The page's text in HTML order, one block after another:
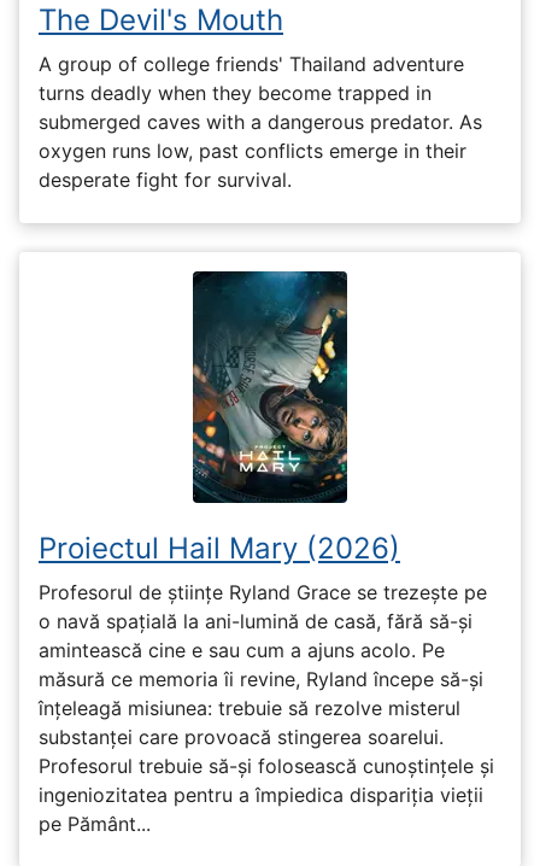
The Devil's Mouth
A group of college friends' Thailand adventure
turns deadly when they become trapped in
submerged caves with a dangerous predator. As
oxygen runs low, past conflicts emerge in their
desperate fight for survival.
Proiectul Hail Mary (2026)
Profesorul de științe Ryland Grace se trezește pe
o navă spațială la ani-lumină de casă, fără să-și
amintească cine e sau cum a ajuns acolo. Pe
măsură ce memoria îi revine, Ryland începe să-și
înțeleagă misiunea: trebuie să rezolve misterul
substanței care provoacă stingerea soarelui.
Profesorul trebuie să-și folosească cunoștințele și
ingeniozitatea pentru a împiedica dispariția vieții
pe Pământ...